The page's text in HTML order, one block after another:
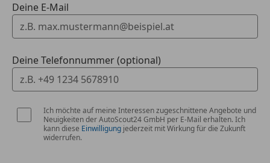
Adaptives Bremslicht
Anbauteile Wagenfarbe
Anhängerkupplung Vorbereitung
Anhänger-Stabilisierungs-Programm
Außenspiegel mit Umfeldleuchte und
Projektionsfunktion
Bremsanlage mit großen Bremsscheiben
(Hochleistungs-Bremssystem)
Bremssättel Rot lackiert
Deine E-Mail
Deine Telefonnummer (optional)
Ich möchte auf meine Interessen zugeschnittene Angebote und
Neuigkeiten der AutoScout24 GmbH per E-Mail erhalten. Ich
kann diese Einwilligung jederzeit mit Wirkung für die Zukunft
widerrufen.